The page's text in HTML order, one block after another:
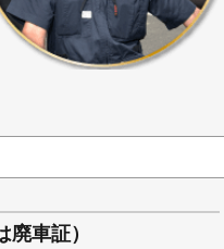
車証）